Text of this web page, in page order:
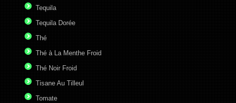
Tequila
Tequila Dorée
Thé
Thé à La Menthe Froid
Thé Noir Froid
Tisane Au Tilleul
Tomate